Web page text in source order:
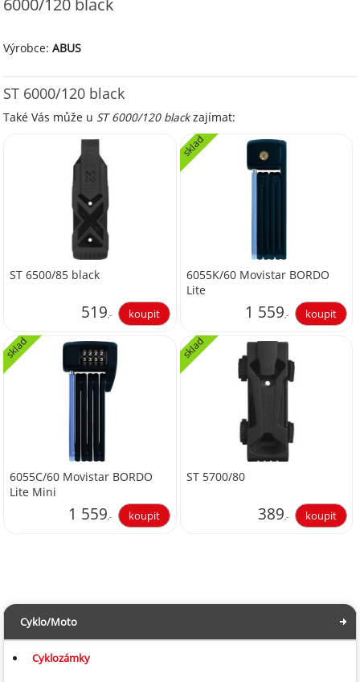
Výrobce:ABUS
ST 6000/120 black
Také Vás může u ST 6000/120 blackzajímat:
ST 6500/85 black
519,-
428,93
6055K/60 Movistar BORDO
Lite
sklad
1 559,-
1 288,43
6055C/60 Movistar BORDO
Lite Mini
sklad
1 559,-
ST 5700/80
sklad
389,-
Cyklo/Moto
Cyklozámky